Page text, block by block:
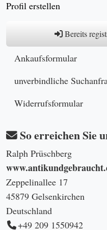
Profil erstellen
Bereits
Ankaufsformular
unverbindliche
Widerrufsformular
So erreichen Sie
Ralph Prüschberg
Zeppelinallee 17
45879 Gelsenkirchen
Deutschland
+49 209 1550942